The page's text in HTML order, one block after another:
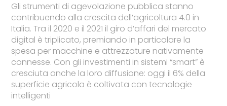
Gli strumenti di agevolazione pubblica stanno
contribuendo alla crescita dell’agricoltura 4.0 in
Italia. Tra il 2020 e il 2021 il giro d’affari del mercato
digital è triplicato, premiando in particolare la
spesa per macchine e attrezzature nativamente
connesse. Con gli investimenti in sistemi “smart” è
cresciuta anche la loro diffusione: oggi il 6% della
superficie agricola è coltivata con tecnologie
intelligenti